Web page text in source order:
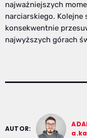
najważniejszych
narciarskiego. Kolejne
konsekwentnie
najwyższych górach
AUTOR: